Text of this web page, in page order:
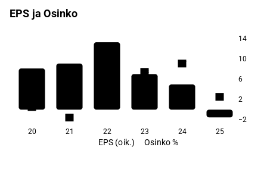
EPS ja Osinko
14
10
6
2
−2
4,3
4,7
20 21 22 23 24 25
EPS (oik.) Osinko %